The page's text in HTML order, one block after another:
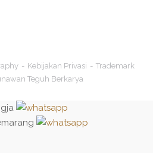
Kebijakan Privasi
Trademark
Teguh Berkarya